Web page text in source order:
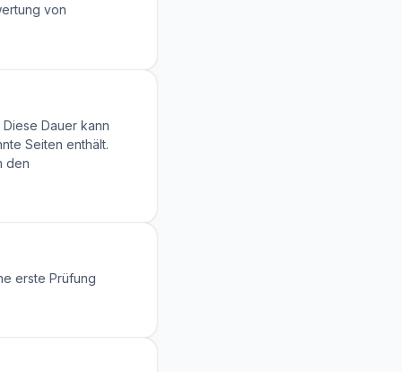
von
Dauer kann
Seiten enthält.
den
erste Prüfung